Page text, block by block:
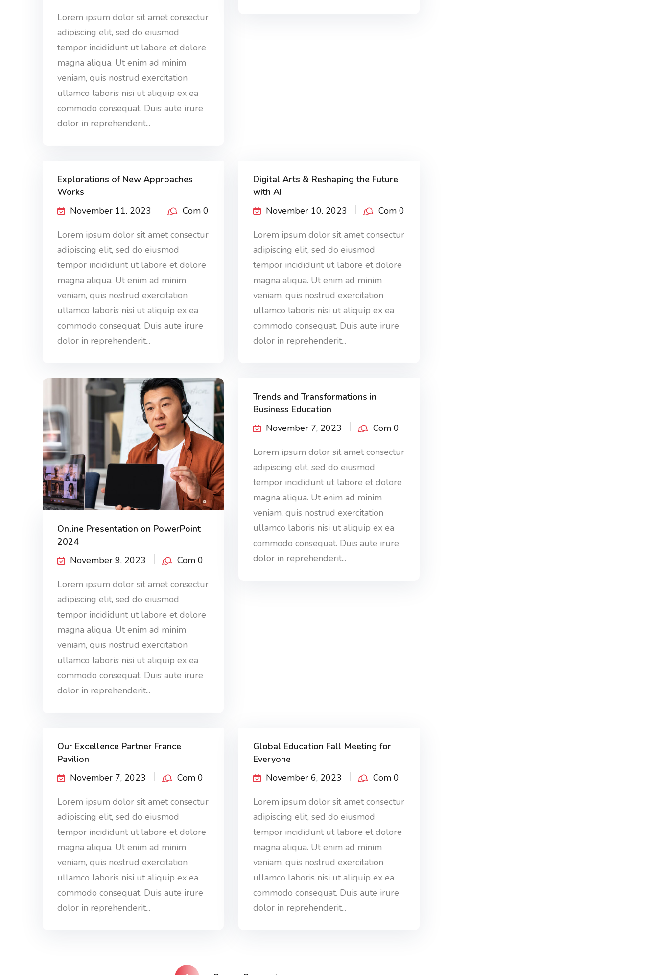
Lorem ipsum dolor sit amet consectur
adipiscing elit, sed do eiusmod
tempor incididunt ut labore et dolore
magna aliqua. Ut enim ad minim
veniam, quis nostrud exercitation
ullamco laboris nisi ut aliquip ex ea
commodo consequat. Duis aute irure
dolor in reprehenderit...
Explorations of New Approaches
Works
November 11, 2023
Com 0
Lorem ipsum dolor sit amet consectur
adipiscing elit, sed do eiusmod
tempor incididunt ut labore et dolore
magna aliqua. Ut enim ad minim
veniam, quis nostrud exercitation
ullamco laboris nisi ut aliquip ex ea
commodo consequat. Duis aute irure
dolor in reprehenderit...
Digital Arts & Reshaping the Future
with AI
November 10, 2023
Com 0
Lorem ipsum dolor sit amet consectur
adipiscing elit, sed do eiusmod
tempor incididunt ut labore et dolore
magna aliqua. Ut enim ad minim
veniam, quis nostrud exercitation
ullamco laboris nisi ut aliquip ex ea
commodo consequat. Duis aute irure
dolor in reprehenderit...
Online Presentation on PowerPoint
2024
November 9, 2023
Com 0
Lorem ipsum dolor sit amet consectur
adipiscing elit, sed do eiusmod
tempor incididunt ut labore et dolore
magna aliqua. Ut enim ad minim
veniam, quis nostrud exercitation
ullamco laboris nisi ut aliquip ex ea
commodo consequat. Duis aute irure
dolor in reprehenderit...
Trends and Transformations in
Business Education
November 7, 2023
Com 0
Lorem ipsum dolor sit amet consectur
adipiscing elit, sed do eiusmod
tempor incididunt ut labore et dolore
magna aliqua. Ut enim ad minim
veniam, quis nostrud exercitation
ullamco laboris nisi ut aliquip ex ea
commodo consequat. Duis aute irure
dolor in reprehenderit...
Our Excellence Partner France
Pavilion
November 7, 2023
Com 0
Lorem ipsum dolor sit amet consectur
adipiscing elit, sed do eiusmod
tempor incididunt ut labore et dolore
magna aliqua. Ut enim ad minim
veniam, quis nostrud exercitation
ullamco laboris nisi ut aliquip ex ea
commodo consequat. Duis aute irure
dolor in reprehenderit...
Global Education Fall Meeting for
Everyone
November 6, 2023
Com 0
Lorem ipsum dolor sit amet consectur
adipiscing elit, sed do eiusmod
tempor incididunt ut labore et dolore
magna aliqua. Ut enim ad minim
veniam, quis nostrud exercitation
ullamco laboris nisi ut aliquip ex ea
commodo consequat. Duis aute irure
dolor in reprehenderit...